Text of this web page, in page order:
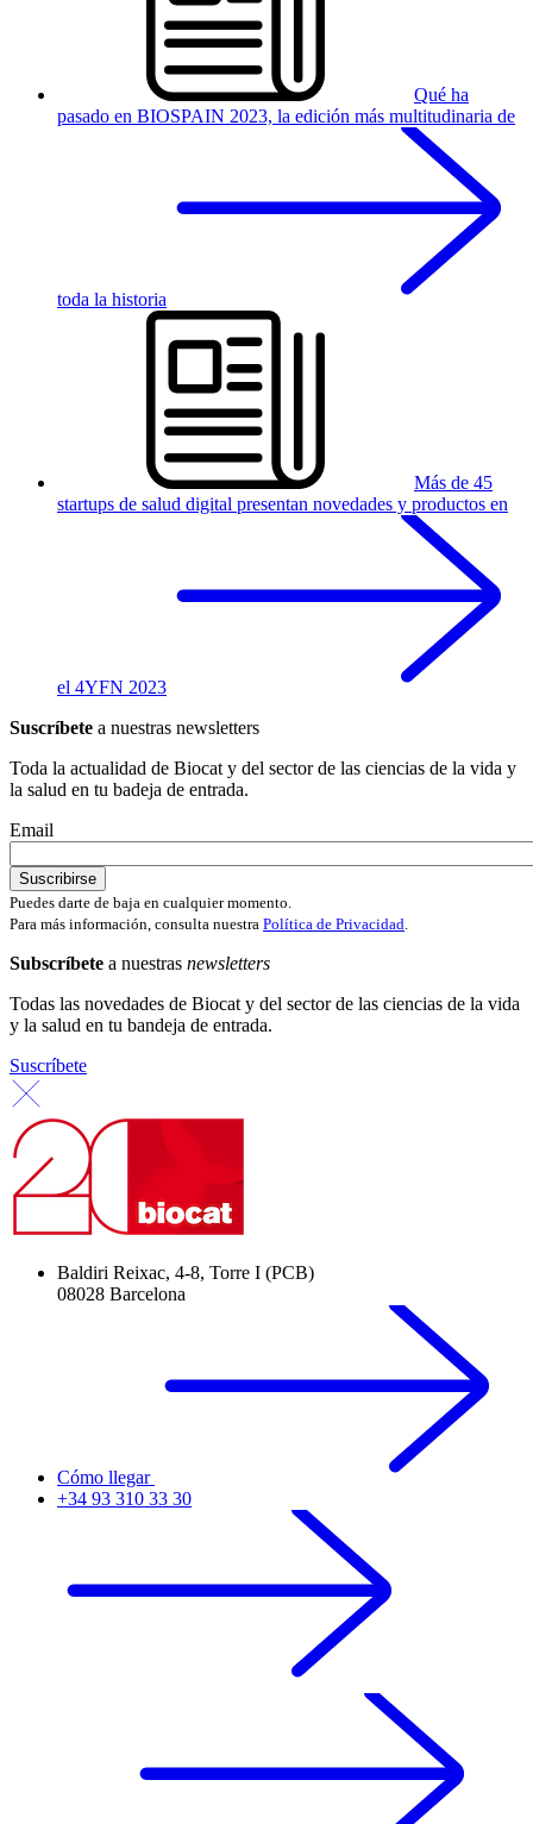
Qué ha
pasado en BIOSPAIN 2023, la edición más multitudinaria de
toda la historia
Más de 45
startups de salud digital presentan novedades y productos en
el 4YFN 2023
Suscríbete a nuestras newsletters
Toda la actualidad de Biocat y del sector de las ciencias de la vida y
la salud en tu badeja de entrada.
Email
Puedes darte de baja en cualquier momento.
Para más información, consulta nuestra Política de Privacidad
Subscríbete a nuestras newsletters
Todas las novedades de Biocat y del sector de las ciencias de la vida
y la salud en tu bandeja de entrada.
Suscríbete
Baldiri Reixac, 4-8, Torre I (PCB)
08028 Barcelona
Cómo llegar
+34 93 310 33 30